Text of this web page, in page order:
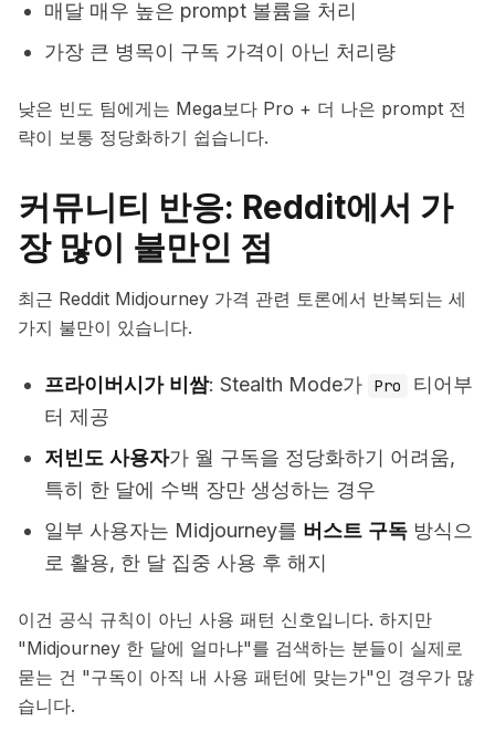
매달 매우 높은 prompt 볼륨을 처리
가장 큰 병목이 구독 가격이 아닌 처리량
낮은 빈도 팀에게는 Mega보다 Pro + 더 나은 prompt 전
략이 보통 정당화하기 쉽습니다.
커뮤니티 반응: Reddit에서 가
장 많이 불만인 점
최근 Reddit Midjourney 가격 관련 토론에서 반복되는 세
가지 불만이 있습니다.
프라이버시가 비쌈: Stealth Mode가 Pro
티어부
터 제공
저빈도 사용자가 월 구독을 정당화하기 어려움,
특히 한 달에 수백 장만 생성하는 경우
일부 사용자는 Midjourney를 버스트 구독 방식으
로 활용, 한 달 집중 사용 후 해지
이건 공식 규칙이 아닌 사용 패턴 신호입니다. 하지만
"Midjourney 한 달에 얼마냐"를 검색하는 분들이 실제로
묻는 건 "구독이 아직 내 사용 패턴에 맞는가"인 경우가 많
습니다.